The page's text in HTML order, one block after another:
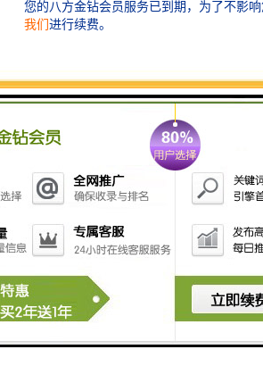
实时监控塔吊运行中的高度、幅度、转角、风
统内置近百种新塔机型号的力矩曲线，可根据